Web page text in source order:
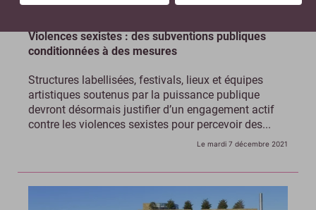
Violences sexistes : des subventions publiques
conditionnées à des mesures
Structures labellisées, festivals, lieux et équipes
artistiques soutenus par la puissance publique
devront désormais justifier d’un engagement actif
contre les violences sexistes pour percevoir des...
Le mardi 7 décembre 2021